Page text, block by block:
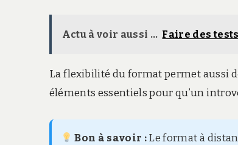
Actu à voir aussi ... Faire des
La flexibilité du format permet aussi
éléments essentiels pour qu’un
Bon à savoir :Le format à